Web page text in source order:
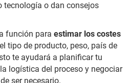
tecnología o dan consejos
función para estimar los costes
tipo de producto, peso, país de
te ayudará a planificar tu
logística del proceso y negociar
ser necesario.